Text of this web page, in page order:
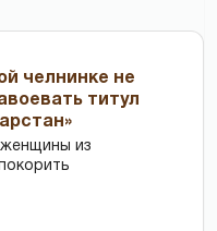
челнинке не
титул
из